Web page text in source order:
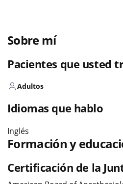
Sobre mí
Pacientes que usted
Adultos
Idiomas que hablo
Inglés
Formación y
Certificación de la